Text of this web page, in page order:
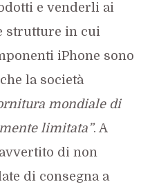
e venderli ai
strutture in cui
iPhone sono
la società
mondiale di
limitata”. A
di non
di consegna a